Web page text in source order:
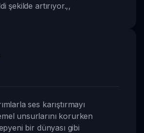
şekilde artırıyor.,,
ses karıştırmayı
unsurlarını korurken
bir dünyası gibi